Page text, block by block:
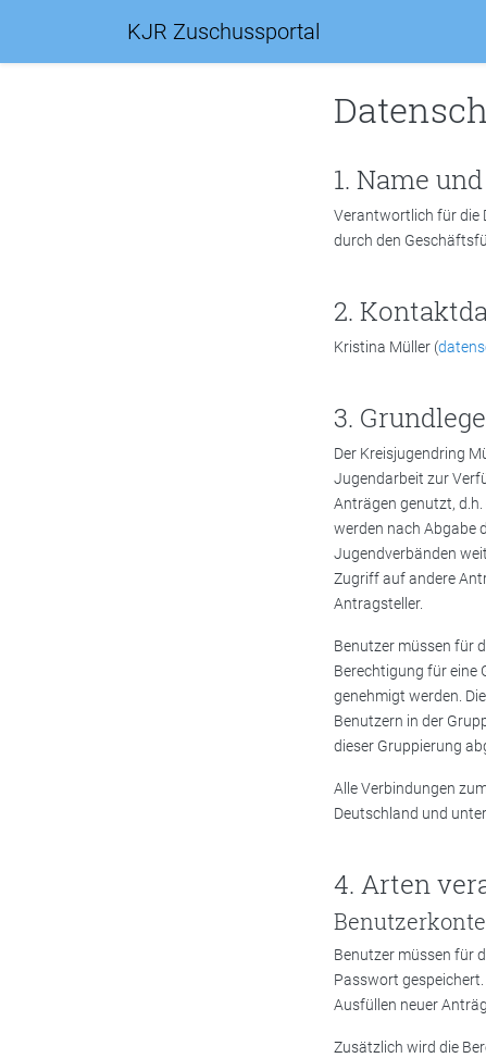
KJR Zuschussportal
Name
Verantwortlich für die
durch den
Kristina Müller (
Der Kreisjugendring
Jugendarbeit zur
Anträgen genutzt,
werden nach Abgabe
Jugendverbänden
Zugriff auf andere
Antragsteller.
Benutzer müssen für
Berechtigung für eine
genehmigt werden.
Benutzern in der
dieser Gruppierung
Alle Verbindungen
Deutschland und
Arten
Benutzer müssen für
Passwort
Ausfüllen neuer
Zusätzlich wird die